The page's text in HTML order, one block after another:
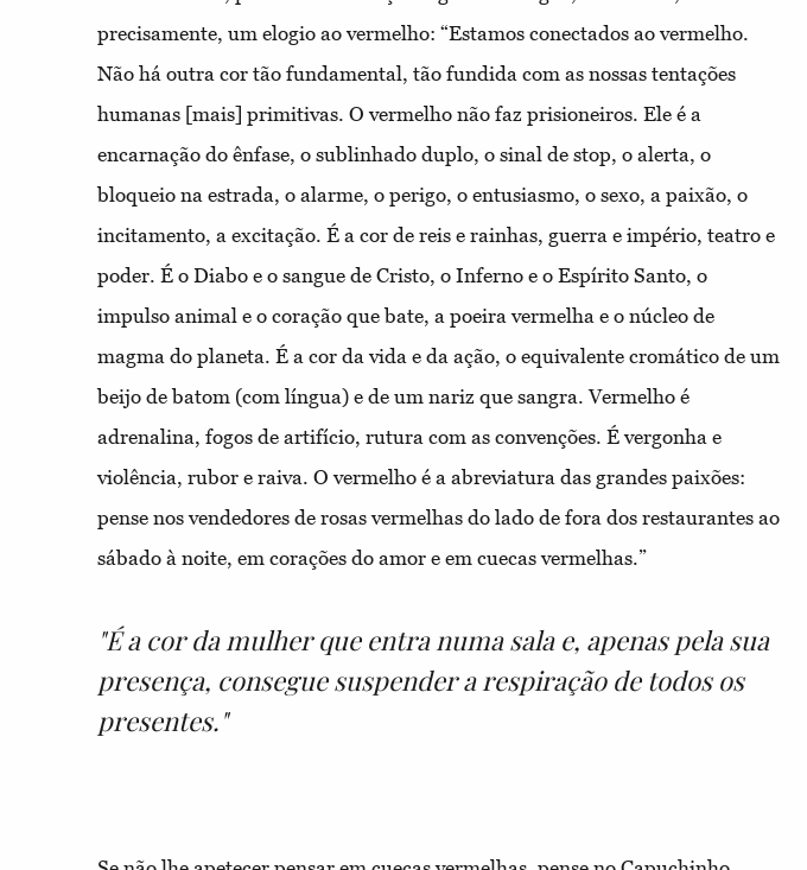
precisamente, um elogio ao vermelho: “Estamos conectados ao vermelho.
Não há outra cor tão fundamental, tão fundida com as nossas tentações
humanas [mais] primitivas. O vermelho não faz prisioneiros. Ele é a
encarnação do ênfase, o sublinhado duplo, o sinal de stop, o alerta, o
bloqueio na estrada, o alarme, o perigo, o entusiasmo, o sexo, a paixão, o
incitamento, a excitação. É a cor de reis e rainhas, guerra e império, teatro e
poder. É o Diabo e o sangue de Cristo, o Inferno e o Espírito Santo, o
impulso animal e o coração que bate, a poeira vermelha e o núcleo de
magma do planeta. É a cor da vida e da ação, o equivalente cromático de um
beijo de batom (com língua) e de um nariz que sangra. Vermelho é
adrenalina, fogos de artifício, rutura com as convenções. É vergonha e
violência, rubor e raiva. O vermelho é a abreviatura das grandes paixões:
pense nos vendedores de rosas vermelhas do lado de fora dos restaurantes ao
sábado à noite, em corações do amor e em cuecas vermelhas.”
"É a cor da mulher que entra numa sala e, apenas pela sua
presença, consegue suspender a respiração de todos os
presentes."